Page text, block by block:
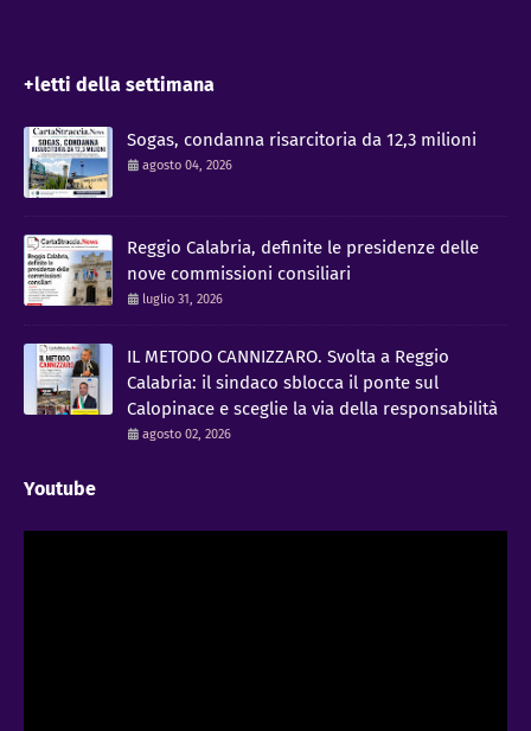
+letti della settimana
Sogas, condanna risarcitoria da 12,3 milioni
agosto 04, 2026
Reggio Calabria, definite le presidenze delle
nove commissioni consiliari
luglio 31, 2026
IL METODO CANNIZZARO​. Svolta a Reggio
Calabria: il sindaco sblocca il ponte sul
Calopinace e sceglie la via della responsabilità
agosto 02, 2026
Youtube